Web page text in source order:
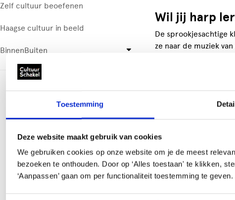
Toestemming
Deze website maakt gebruik van cookies
We gebruiken cookies op onze website om je de meest
bezoeken te onthouden. Door op ‘Alles toestaan' te klikken,
‘Aanpassen’ gaan om per functionaliteit toestemming te geven.
Zelf cultuur beoefenen
Haagse cultuur in beeld
BinnenBuiten
Wil jij harp
De sprookjesachtige
ze naar de muziek
mensen denken dat
niets minder waar,
Wat leer je
muziekdocenten
via een online-
raadzaam om
aanschaf van een